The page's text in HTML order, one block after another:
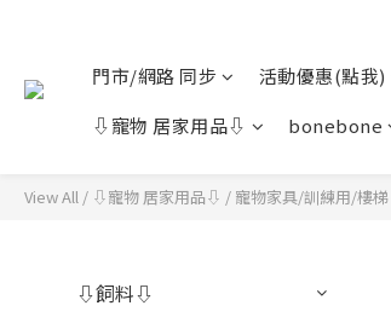
門市/網路 同步 活動優惠(點我)
⇩寵物 居家用品⇩
bonebone
View All / ⇩寵物 居家用品⇩ / 寵物家具/訓練用/樓梯
⇩飼料⇩